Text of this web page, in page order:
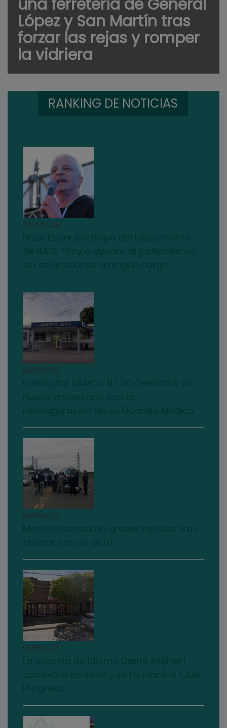
una ferretería de General
López y San Martín tras
forzar las rejas y romper
la vidriera
RANKING DE NOTICIAS
03/08/2026
03/08/2026
04/08/2026
03/08/2026